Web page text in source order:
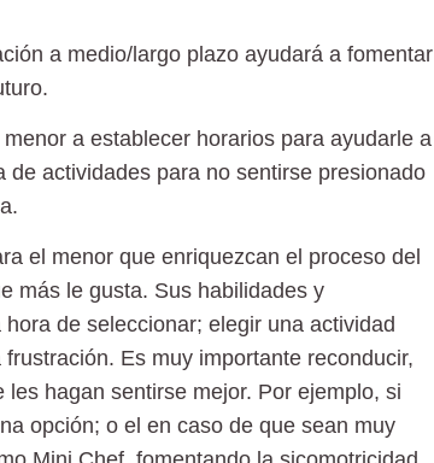
a medio/largo plazo ayudará a fomentar
a establecer horarios para ayudarle a
actividades para no sentirse presionado
el menor que enriquezcan el proceso del
más le gusta. Sus habilidades y
de seleccionar; elegir una actividad
Es muy importante reconducir,
hagan sentirse mejor. Por ejemplo, si
opción; o el en caso de que sean muy